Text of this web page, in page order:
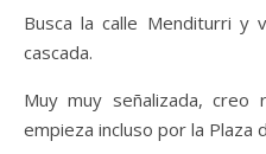
Busca la calle Menditurri y
cascada.
Muy muy señalizada, creo
empieza incluso por la Plaza